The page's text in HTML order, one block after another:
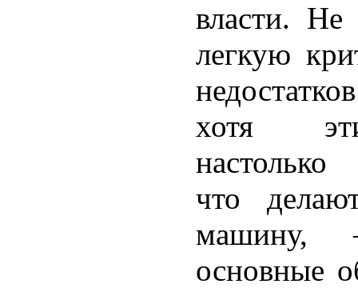
власти. Не
легкую
хотя
что
машину,
основные